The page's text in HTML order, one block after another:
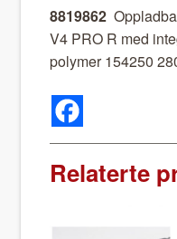
8819862
V4 PRO R med
poly­mer 154250
Relaterte